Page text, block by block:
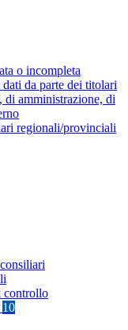
o incompleta
da parte dei titolari
amministrazione, di
regionali/provinciali
controllo
10